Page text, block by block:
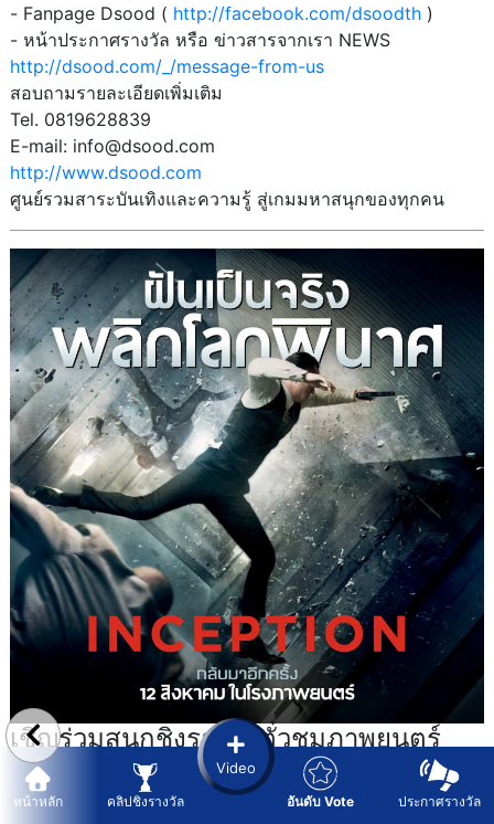
- Fanpage Dsood ( http://facebook.com/dsoodth )
- หน้าประกาศรางวัล หรือ ข่าวสารจากเรา NEWS
http://dsood.com/_/message-from-us
สอบถามรายละเอียดเพิ่มเติม
Tel. 0819628839
E-mail: info@dsood.com
http://www.dsood.com
ศูนย์รวมสาระบันเทิงและความรู้ สู่เกมมหาสนุกของทุกคน
เชิญร่วมสนุกชิงรางวัลตั๋วชมภาพยนตร์
INCEPTION : IMAX Paragon ในหน้า
คลิปชิงรางวัล Dsood.com ประจำสัปดาห์
หน้าหลัก คลิปชิงรางวัล
Video
อันดับ Vote ประกาศรางวัล